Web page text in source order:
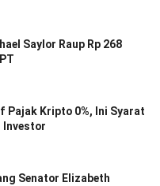
Saylor Raup Rp 268
Pajak Kripto 0%, Ini Syarat
Investor
Senator Elizabeth